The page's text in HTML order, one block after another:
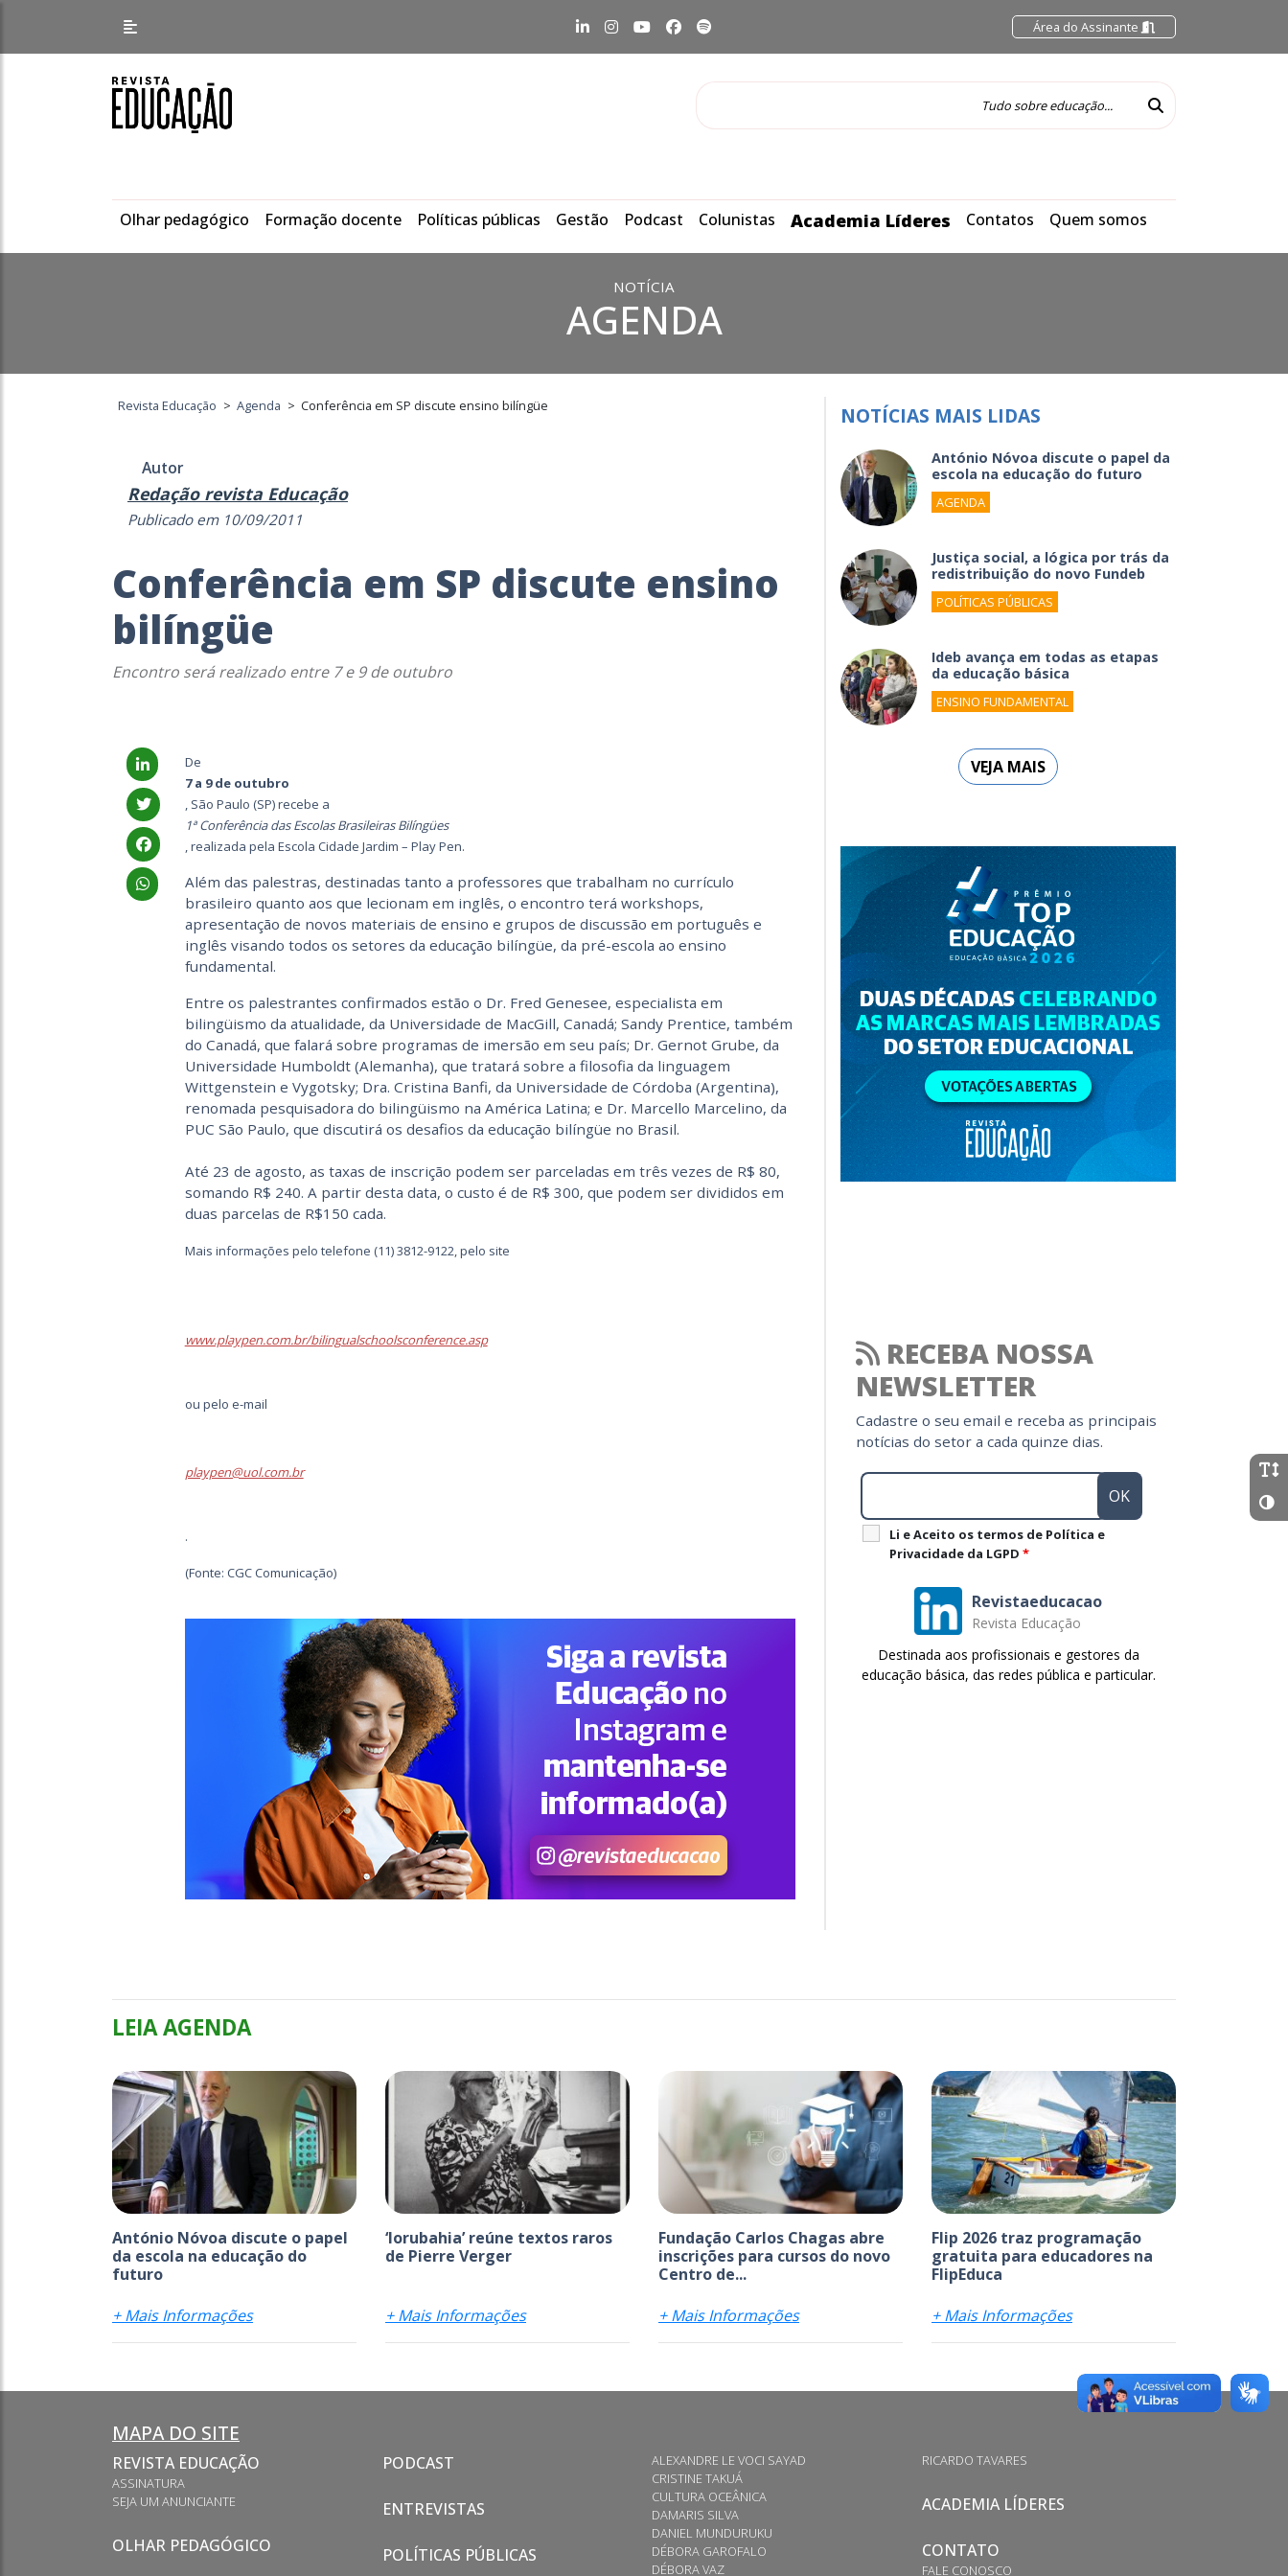
Área do Assinante
Olhar pedagógico Formação docente Políticas públicas Gestão Podcast Colunistas Academia Líderes Contatos Quem somos
NOTÍCIA
AGENDA
Revista Educação > Agenda > Conferência em SP discute ensino bilíngüe
Autor
Redação revista Educação
Publicado em 10/09/2011
Conferência em SP discute ensino
bilíngüe
Encontro será realizado entre 7 e 9 de outubro
De
7 a 9 de outubro
, São Paulo (SP) recebe a
1ª Conferência das Escolas Brasileiras Bilíngües
, realizada pela Escola Cidade Jardim – Play Pen.
Além das palestras, destinadas tanto a professores que trabalham no currículo
brasileiro quanto aos que lecionam em inglês, o encontro terá workshops,
apresentação de novos materiais de ensino e grupos de discussão em português e
inglês visando todos os setores da educação bilíngüe, da pré-escola ao ensino
fundamental.
Entre os palestrantes confirmados estão o Dr. Fred Genesee, especialista em
bilingüismo da atualidade, da Universidade de MacGill, Canadá; Sandy Prentice, também
do Canadá, que falará sobre programas de imersão em seu país; Dr. Gernot Grube, da
Universidade Humboldt (Alemanha), que tratará sobre a filosofia da linguagem
Wittgenstein e Vygotsky; Dra. Cristina Banfi, da Universidade de Córdoba (Argentina),
renomada pesquisadora do bilingüismo na América Latina; e Dr. Marcello Marcelino, da
PUC São Paulo, que discutirá os desafios da educação bilíngüe no Brasil.
Até 23 de agosto, as taxas de inscrição podem ser parceladas em três vezes de R$ 80,
somando R$ 240. A partir desta data, o custo é de R$ 300, que podem ser divididos em
duas parcelas de R$150 cada.
Mais informações pelo telefone (11) 3812-9122, pelo site
www.playpen.com.br/bilingualschoolsconference.asp
ou pelo e-mail
playpen@uol.com.br
.
(Fonte: CGC Comunicação)
NOTÍCIAS MAIS LIDAS
António Nóvoa discute o papel da
escola na educação do futuro
AGENDA
Justiça social, a lógica por trás da
redistribuição do novo Fundeb
POLÍTICAS PÚBLICAS
Ideb avança em todas as etapas
da educação básica
ENSINO FUNDAMENTAL
VEJA MAIS
RECEBA NOSSA
NEWSLETTER
Cadastre o seu email e receba as principais
notícias do setor a cada quinze dias.
Li e Aceito os termos de Política e
Privacidade da LGPD *
Revistaeducacao
Revista Educação
Destinada aos profissionais e gestores da
educação básica, das redes pública e particular.
LEIA AGENDA
António Nóvoa discute o papel
da escola na educação do
futuro
+ Mais Informações
‘Iorubahia’ reúne textos raros
de Pierre Verger
+ Mais Informações
Fundação Carlos Chagas abre
inscrições para cursos do novo
Centro de...
+ Mais Informações
Flip 2026 traz programação
gratuita para educadores na
FlipEduca
+ Mais Informações
MAPA DO SITE
REVISTA EDUCAÇÃO
ASSINATURA
SEJA UM ANUNCIANTE
OLHAR PEDAGÓGICO
PODCAST
ENTREVISTAS
POLÍTICAS PÚBLICAS
ALEXANDRE LE VOCI SAYAD
CRISTINE TAKUÁ
CULTURA OCEÂNICA
DAMARIS SILVA
DANIEL MUNDURUKU
DÉBORA GAROFALO
DÉBORA VAZ
RICARDO TAVARES
ACADEMIA LÍDERES
CONTATO
FALE CONOSCO